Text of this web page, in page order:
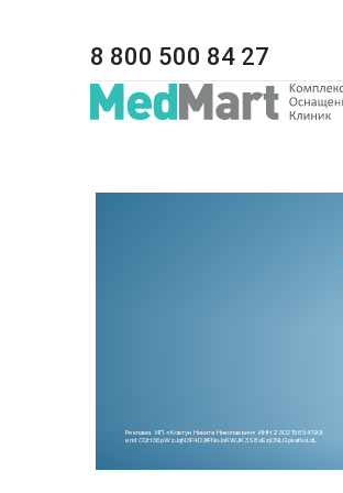
8 800 500 84 27
Реклама. ИП «Ковтун Никита Николаевич» ИНН 230215654199.
erid CQH36pWzJqN3F4D9iFNoJoKWJK3S8xEzjCNLGpkafkoLdL